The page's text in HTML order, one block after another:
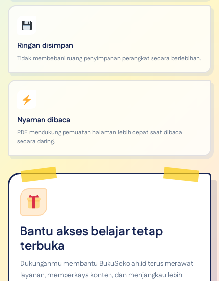
Ringan disimpan
Tidak membebani ruang penyimpanan perangkat secara berlebihan.
Nyaman dibaca
PDF mendukung pemuatan halaman lebih cepat saat dibaca
secara daring.
Bantu akses belajar tetap
terbuka
Dukunganmu membantu BukuSekolah.id terus merawat
layanan, memperkaya konten, dan menjangkau lebih